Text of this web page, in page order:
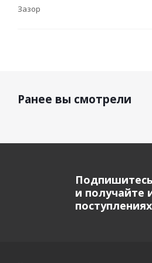
Зазор
Ранее вы смотрели
и